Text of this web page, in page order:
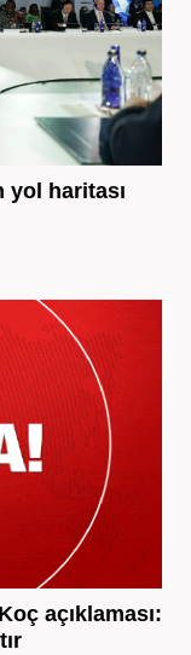
yol haritası
açıklaması: